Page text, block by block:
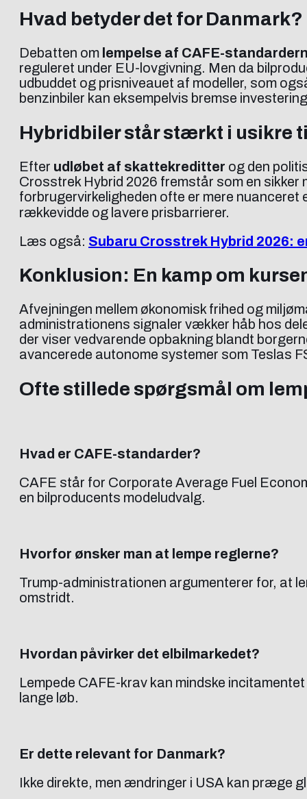
Hvad betyder det for Danmark?
Debatten om lempelse af CAFE-
reguleret under EU-lovgivning. Men da
udbuddet og prisniveauet af modeller, som
benzinbiler kan eksempelvis bremse
Hybridbiler står stærkt i usikre
Efter udløbet af skattekreditter og den
Crosstrek Hybrid 2026 fremstår som en
forbrugervirkeligheden ofte er mere nuanceret
rækkevidde og lavere prisbarrierer.
Læs også: Subaru Crosstrek Hybrid 2026:
Konklusion: En kamp om
Afvejningen mellem økonomisk frihed og
administrationens signaler vækker håb hos
der viser vedvarende opbakning blandt
avancerede autonome systemer som Teslas
Ofte stillede spørgsmål om
Hvad er CAFE-standarder?
CAFE står for Corporate Average Fuel
en bilproducents modeludvalg.
Hvorfor ønsker man at lempe reglerne?
Trump-administrationen argumenterer for, at
omstridt.
Hvordan påvirker det elbilmarkedet?
Lempede CAFE-krav kan mindske
lange løb.
Er dette relevant for Danmark?
Ikke direkte, men ændringer i USA kan præge